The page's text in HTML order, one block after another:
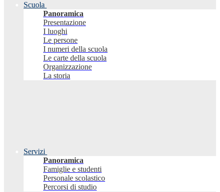
Scuola
Panoramica
Presentazione
I luoghi
Le persone
I numeri della scuola
Le carte della scuola
Organizzazione
La storia
Servizi
Panoramica
Famiglie e studenti
Personale scolastico
Percorsi di studio